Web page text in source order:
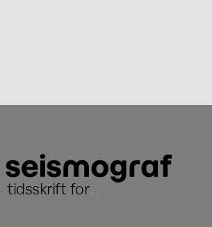
tidsskrift for...